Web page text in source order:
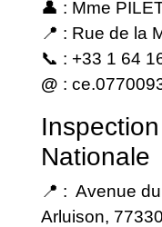
👤 : Mme
📍 : Rue de la
📞 : +33 1 64
@ :
Nationale
📍 : Avenue
Arluison,